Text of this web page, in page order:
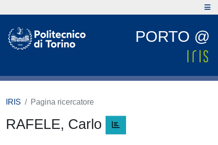
PORTO @
IRIS Pagina ricercatore
RAFELE, Carlo